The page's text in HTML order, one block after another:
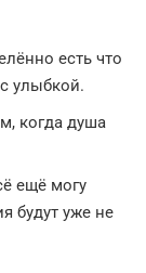
есть что
улыбкой.
когда душа
ещё могу
будут уже не